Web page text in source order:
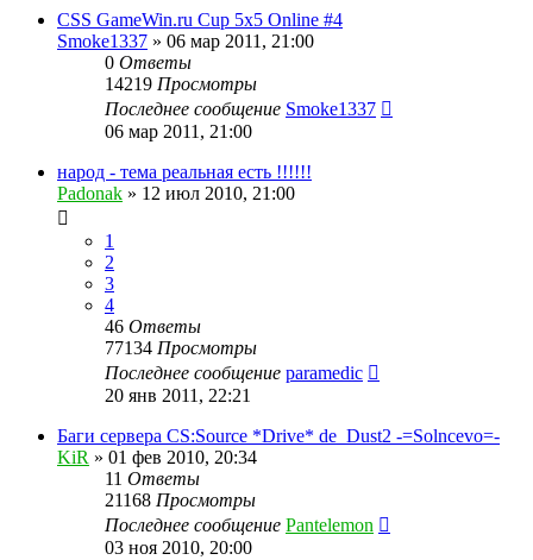
CSS GameWin.ru Cup 5x5 Online #4
Smoke1337 » 06 мар 2011, 21:00
0 Ответы
14219 Просмотры
Последнее сообщение Smoke1337
06 мар 2011, 21:00
народ - тема реальная есть !!!!!!
Padonak » 12 июл 2010, 21:00
1
2
3
4
46 Ответы
77134 Просмотры
Последнее сообщение paramedic
20 янв 2011, 22:21
Баги сервера CS:Source *Drive* de_Dust2 -=Solncevo=-
KiR » 01 фев 2010, 20:34
11 Ответы
21168 Просмотры
Последнее сообщение Pantelemon
03 ноя 2010, 20:00